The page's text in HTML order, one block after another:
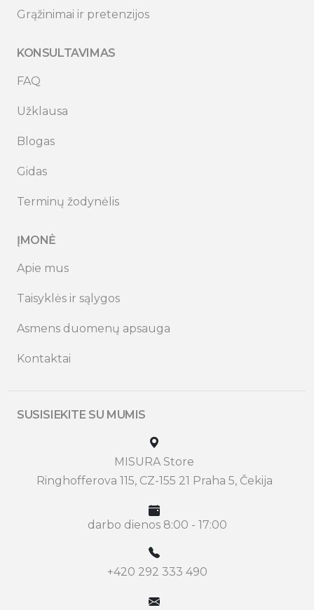
Grąžinimai ir pretenzijos
KONSULTAVIMAS
FAQ
Užklausa
Blogas
Gidas
Terminų žodynėlis
ĮMONĖ
Apie mus
Taisyklės ir sąlygos
Asmens duomenų apsauga
Kontaktai
SUSISIEKITE SU MUMIS
MISURA Store
Ringhofferova 115, CZ-155 21 Praha 5, Čekija
darbo dienos 8:00 - 17:00
+420 292 333 490